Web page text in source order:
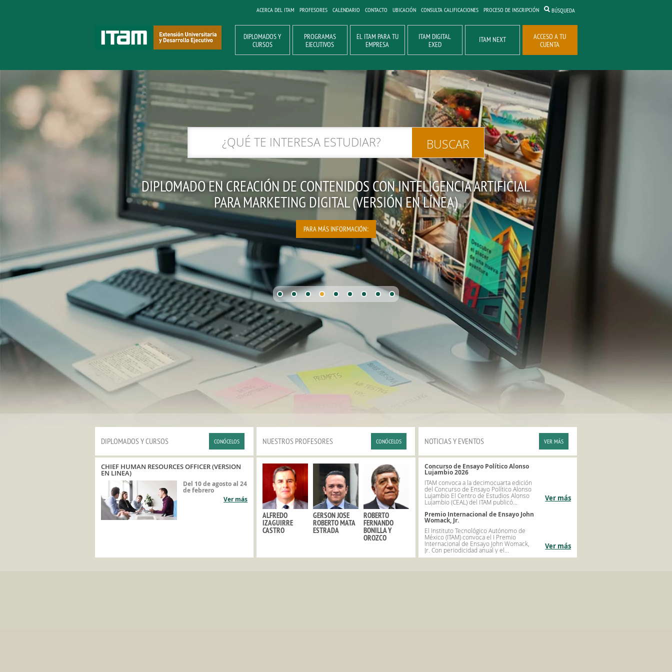
ACERCA DEL ITAM PROFESORES CALENDARIO CONTACTO UBICACIÓN CONSULTA CALIFICACIONES PROCESO DE INSCRIPCIÓN BÚSQUEDA
DIPLOMADOS Y
CURSOS
PROGRAMAS
EJECUTIVOS
EL ITAM PARA TU
EMPRESA
ITAM DIGITAL
EXED
ITAM NEXT
ACCESO A TU
CUENTA
DIPLOMADO EN CREACIÓN DE CONTENIDOS CON INTELIGENCIA ARTIFICIAL
PARA MARKETING DIGITAL (VERSIÓN EN LÍNEA)
PARA MÁS INFORMACIÓN:
• • • • • • • • •
DIPLOMADOS Y CURSOS CONÓCELOS
CHIEF HUMAN RESOURCES OFFICER (VERSION
EN LINEA)
Del 10 de agosto al 24
de febrero
Ver más
NUESTROS PROFESORES CONÓCELOS
ALFREDO
IZAGUIRRE
CASTRO
GERSON JOSE
ROBERTO MATA
ESTRADA
ROBERTO
FERNANDO
BONILLA Y
OROZCO
NOTICIAS Y EVENTOS VER MÁS
Concurso de Ensayo Político Alonso
Lujambio 2026
ITAM convoca a la decimocuarta edición
del Concurso de Ensayo Político Alonso
Lujambio El Centro de Estudios Alonso
Lujambio (CEAL) del ITAM publicó...
Ver más
Premio Internacional de Ensayo John
Womack, Jr.
El Instituto Tecnológico Autónomo de
México (ITAM) convoca el I Premio
Internacional de Ensayo John Womack,
Jr. Con periodicidad anual y el...
Ver más